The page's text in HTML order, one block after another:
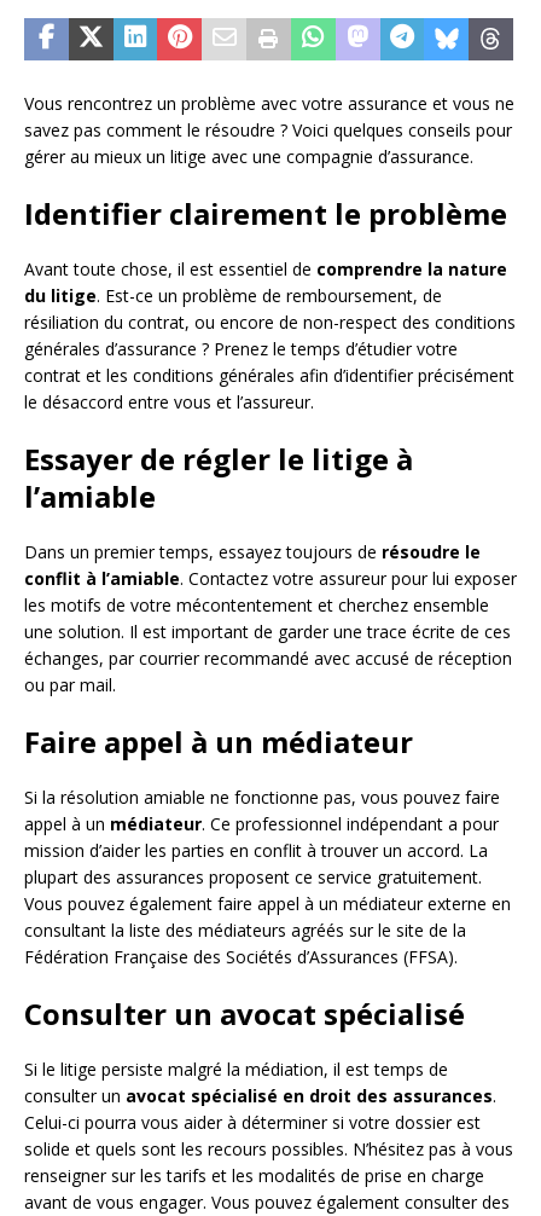
Vous rencontrez un problème avec votre assurance et vous ne
savez pas comment le résoudre ? Voici quelques conseils pour
gérer au mieux un litige avec une compagnie d’assurance.
Identifier clairement le problème
Avant toute chose, il est essentiel de comprendre la nature
du litige. Est-ce un problème de remboursement, de
résiliation du contrat, ou encore de non-respect des conditions
générales d’assurance ? Prenez le temps d’étudier votre
contrat et les conditions générales afin d’identifier précisément
le désaccord entre vous et l’assureur.
Essayer de régler le litige à
l’amiable
Dans un premier temps, essayez toujours de résoudre le
conflit à l’amiable. Contactez votre assureur pour lui exposer
les motifs de votre mécontentement et cherchez ensemble
une solution. Il est important de garder une trace écrite de ces
échanges, par courrier recommandé avec accusé de réception
ou par mail.
Faire appel à un médiateur
Si la résolution amiable ne fonctionne pas, vous pouvez faire
appel à un médiateur. Ce professionnel indépendant a pour
mission d’aider les parties en conflit à trouver un accord. La
plupart des assurances proposent ce service gratuitement.
Vous pouvez également faire appel à un médiateur externe en
consultant la liste des médiateurs agréés sur le site de la
Fédération Française des Sociétés d’Assurances (FFSA).
Consulter un avocat spécialisé
Si le litige persiste malgré la médiation, il est temps de
consulter un avocat spécialisé en droit des assurances.
Celui-ci pourra vous aider à déterminer si votre dossier est
solide et quels sont les recours possibles. N’hésitez pas à vous
renseigner sur les tarifs et les modalités de prise en charge
avant de vous engager. Vous pouvez également consulter des